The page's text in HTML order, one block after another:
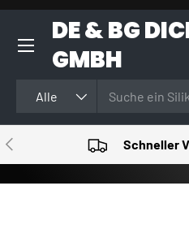
DIREKT ZUM INHALT
DE & BG
GMBH
Alle
VORHERIGE Schneller